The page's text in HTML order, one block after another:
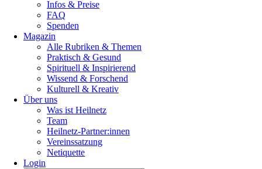
Infos & Preise
FAQ
Spenden
Magazin
Alle Rubriken & Themen
Praktisch & Gesund
Spirituell & Inspirierend
Wissend & Forschend
Kulturell & Kreativ
Über uns
Was ist Heilnetz
Team
Heilnetz-Partner:innen
Vereinssatzung
Netiquette
Login